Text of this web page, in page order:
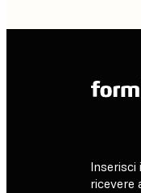
Inserisci
ricevere